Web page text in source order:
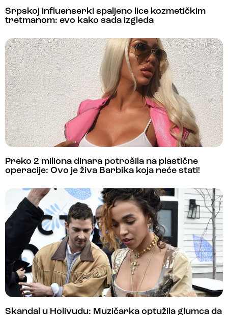
Srpskoj influenserki spaljeno lice kozmetičkim
tretmanom: evo kako sada izgleda
Preko 2 miliona dinara potrošila na plastične
operacije: Ovo je živa Barbika koja neće stati!
Skandal u Holivudu: Muzičarka optužila glumca da